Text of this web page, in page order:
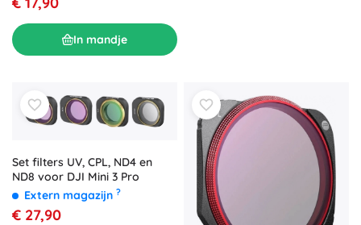
In mandje
Set filters UV, CPL, ND4 en
ND8 voor DJI Mini 3 Pro
Extern magazijn ?
€ 27,90